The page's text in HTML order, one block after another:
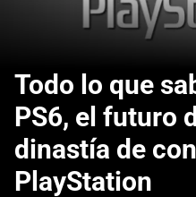
Todo lo que
PS6, el futuro
dinastía de
PlayStation